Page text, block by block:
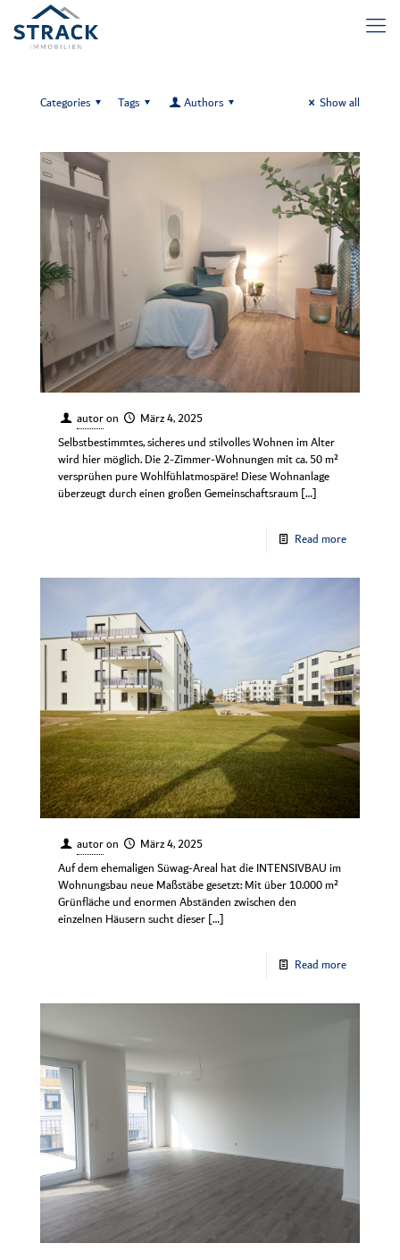
Categories Tags Authors Show all
autoron
März 4, 2025
Selbstbestimmtes, sicheres und stilvolles Wohnen im Alter
wird hier möglich. Die 2-Zimmer-Wohnungen mit ca. 50 m²
versprühen pure Wohlfühlatmospäre! Diese Wohnanlage
überzeugt durch einen großen Gemeinschaftsraum[…]
Read more
autoron
März 4, 2025
Auf dem ehemaligen Süwag-Areal hat die INTENSIVBAU im
Wohnungsbau neue Maßstäbe gesetzt: Mit über 10.000 m²
Grünfläche und enormen Abständen zwischen den
einzelnen Häusern sucht dieser[…]
Read more